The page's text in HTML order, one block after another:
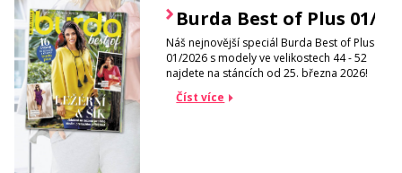
Burda Best of Plus 01/
Náš nejnovější speciál Burda Best of Plus
01/2026 s modely ve velikostech 44 - 52
najdete na stáncích od 25. března 2026!
Číst více